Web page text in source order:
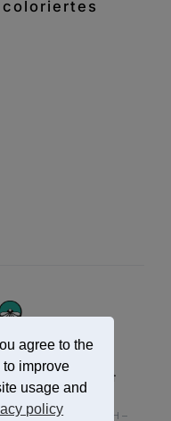
Kontakt
W. Lohmann GmbH –
agree to the
improve
usage and
policy